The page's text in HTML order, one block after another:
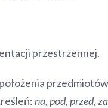
przestrzennej.
na, pod, przed,